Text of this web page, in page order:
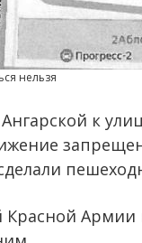
нельзя
к
Армии